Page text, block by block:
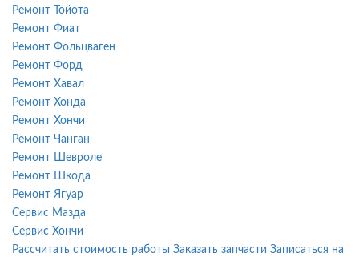
Ремонт Тойота
Ремонт Фиат
Ремонт Фольцваген
Ремонт Форд
Ремонт Хавал
Ремонт Хонда
Ремонт Хончи
Ремонт Чанган
Ремонт Шевроле
Ремонт Шкода
Ремонт Ягуар
Сервис Мазда
Сервис Хончи
Рассчитать стоимость работы Заказать запчасти Записаться на